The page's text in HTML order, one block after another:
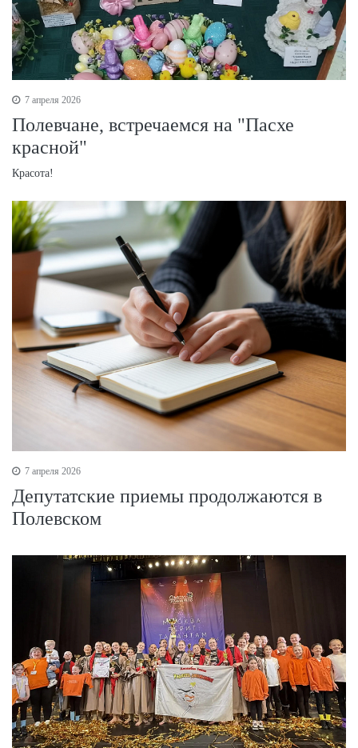
7 апреля 2026
Полевчане, встречаемся на "Пасхе
красной"
Красота!
7 апреля 2026
Депутатские приемы продолжаются в
Полевском